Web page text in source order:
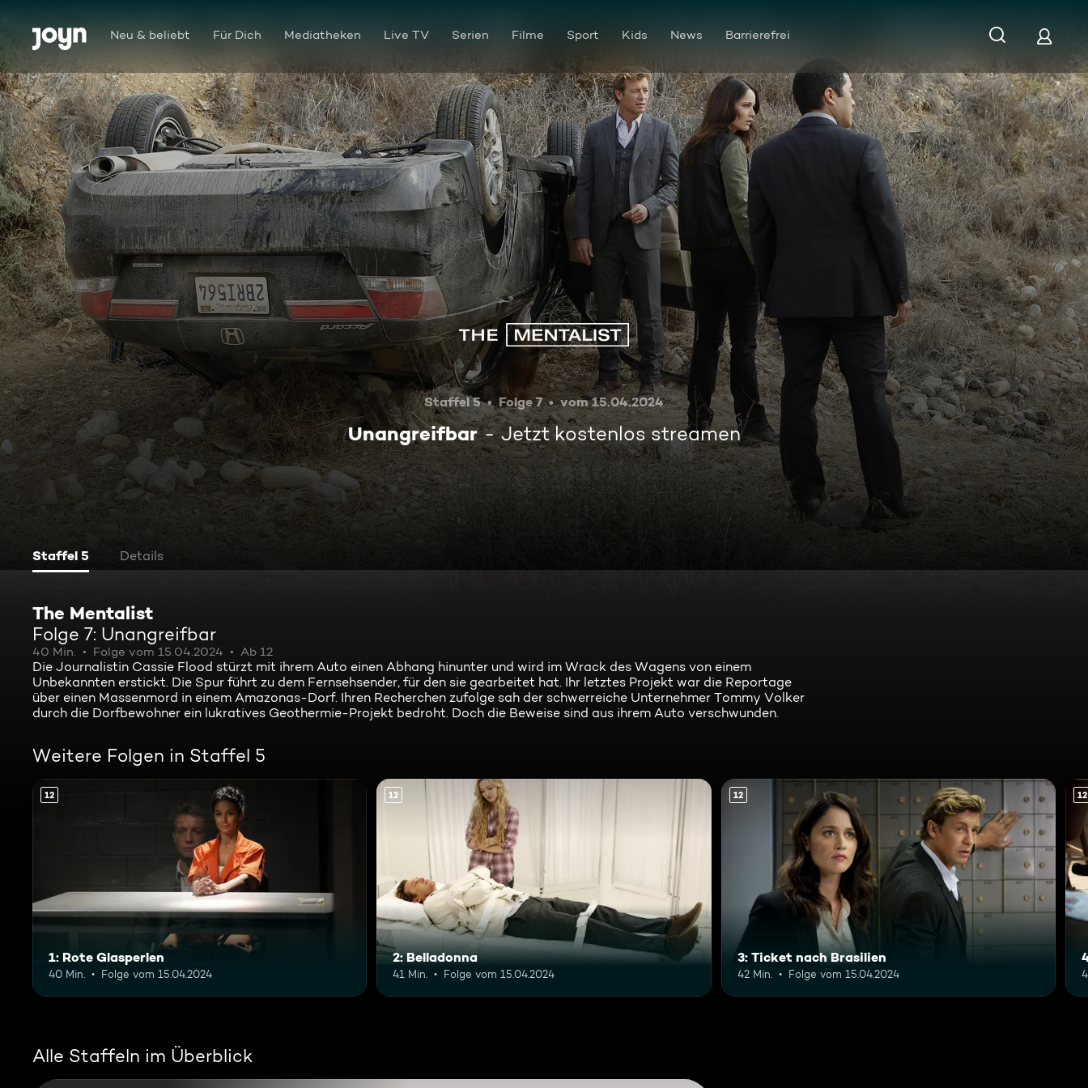
Zum Inhalt springen
Barrierefrei Neu & beliebt Für Dich Mediatheken Live TV Serien Filme Sport Kids News Barrierefrei
Unangreifbar
Staffel 5 Folge 7 vom 15.04.2024
Unangreifbar Jetzt kostenlos streamen
Staffel 5 Details
The Mentalist
Folge 7: Unangreifbar
40 Min. Folge vom 15.04.2024 Ab 12
Die Journalistin Cassie Flood stürzt mit ihrem Auto einen Abhang hinunter und wird im Wrack des Wagens von einem
Unbekannten erstickt. Die Spur führt zu dem Fernsehsender, für den sie gearbeitet hat. Ihr letztes Projekt war die Reportage
über einen Massenmord in einem Amazonas-Dorf. Ihren Recherchen zufolge sah der schwerreiche Unternehmer Tommy Volker
durch die Dorfbewohner ein lukratives Geothermie-Projekt bedroht. Doch die Beweise sind aus ihrem Auto verschwunden.
Weitere Folgen in Staffel 5
12
1: Rote Glasperlen
40 Min. Folge vom 15.04.2024
12
2: Belladonna
41 Min. Folge vom 15.04.2024
12
3: Ticket nach Brasilien
42 Min. Folge vom 15.04.2024
12
Alle Staffeln im Überblick